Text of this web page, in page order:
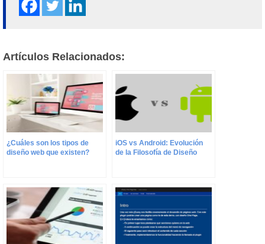
Artículos Relacionados:
¿Cuáles son los tipos de
diseño web que existen?
iOS vs Android: Evolución
de la Filosofía de Diseño